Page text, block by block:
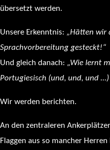
übersetzt werden.
Unsere Erkenntnis: „Hätten wir
Sprachvorbereitung gesteckt!“
Und gleich danach: „Wie lernt
Portugiesisch (und, und, und
Wir werden berichten.
An den zentraleren
Flaggen aus so mancher